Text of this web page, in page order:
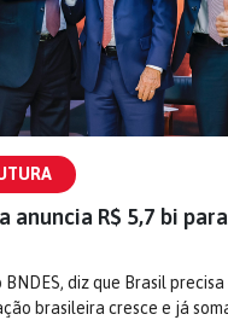
anuncia R$ 5,7 bi
diz que Brasil
brasileira cresce e já